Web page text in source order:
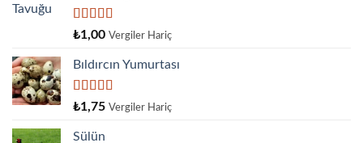
5
4.00
aldı
₺1,00 Vergiler Hariç
Bıldırcın Yumurtası
5
4.33oy
₺1,75 Vergiler Hariç
Sülün